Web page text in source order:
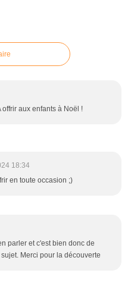
aux enfants à Noël !
18:34
en toute occasion ;)
parler et c'est bien donc de
Merci pour la découverte